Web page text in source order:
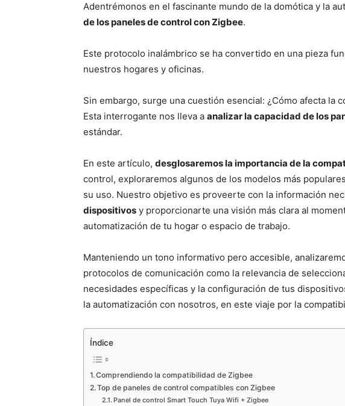
Adentrémonos en el fascinante mundo de la domótica y la
de los paneles de control con Zigbee.
Este protocolo inalámbrico se ha convertido en una pieza
nuestros hogares y oficinas.
Sin embargo, surge una cuestión esencial: ¿Cómo afecta
Esta interrogante nos lleva a analizar la capacidad de los
estándar.
En este artículo, desglosaremos la importancia de la
control, exploraremos algunos de los modelos más
su uso. Nuestro objetivo es proveerte con la información
dispositivos y proporcionarte una visión más clara al
automatización de tu hogar o espacio de trabajo.
Manteniendo un tono informativo pero accesible,
protocolos de comunicación como la relevancia de
necesidades específicas y la configuración de tus
la automatización con nosotros, en este viaje por la
Índice
Comprendiendo la compatibilidad de Zigbee
Top de paneles de control compatibles con Zigbee
Panel de control Smart Touch Tuya Wifi + Zigbee